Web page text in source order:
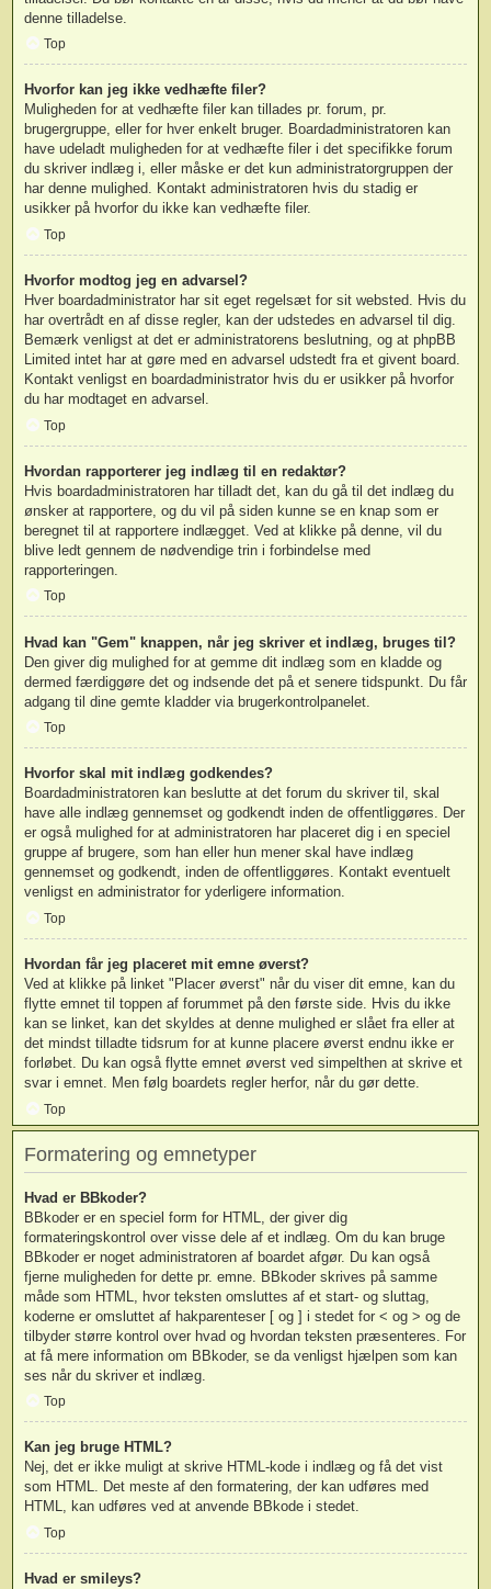
denne tilladelse.
Top
Hvorfor kan jeg ikke vedhæfte filer?
Muligheden for at vedhæfte filer kan tillades pr. forum, pr.
brugergruppe, eller for hver enkelt bruger. Boardadministratoren kan
have udeladt muligheden for at vedhæfte filer i det specifikke forum
du skriver indlæg i, eller måske er det kun administratorgruppen der
har denne mulighed. Kontakt administratoren hvis du stadig er
usikker på hvorfor du ikke kan vedhæfte filer.
Top
Hvorfor modtog jeg en advarsel?
Hver boardadministrator har sit eget regelsæt for sit websted. Hvis du
har overtrådt en af disse regler, kan der udstedes en advarsel til dig.
Bemærk venligst at det er administratorens beslutning, og at phpBB
Limited intet har at gøre med en advarsel udstedt fra et givent board.
Kontakt venligst en boardadministrator hvis du er usikker på hvorfor
du har modtaget en advarsel.
Top
Hvordan rapporterer jeg indlæg til en redaktør?
Hvis boardadministratoren har tilladt det, kan du gå til det indlæg du
ønsker at rapportere, og du vil på siden kunne se en knap som er
beregnet til at rapportere indlægget. Ved at klikke på denne, vil du
blive ledt gennem de nødvendige trin i forbindelse med
rapporteringen.
Top
Hvad kan "Gem" knappen, når jeg skriver et indlæg, bruges til?
Den giver dig mulighed for at gemme dit indlæg som en kladde og
dermed færdiggøre det og indsende det på et senere tidspunkt. Du får
adgang til dine gemte kladder via brugerkontrolpanelet.
Top
Hvorfor skal mit indlæg godkendes?
Boardadministratoren kan beslutte at det forum du skriver til, skal
have alle indlæg gennemset og godkendt inden de offentliggøres. Der
er også mulighed for at administratoren har placeret dig i en speciel
gruppe af brugere, som han eller hun mener skal have indlæg
gennemset og godkendt, inden de offentliggøres. Kontakt eventuelt
venligst en administrator for yderligere information.
Top
Hvordan får jeg placeret mit emne øverst?
Ved at klikke på linket "Placer øverst" når du viser dit emne, kan du
flytte emnet til toppen af forummet på den første side. Hvis du ikke
kan se linket, kan det skyldes at denne mulighed er slået fra eller at
det mindst tilladte tidsrum for at kunne placere øverst endnu ikke er
forløbet. Du kan også flytte emnet øverst ved simpelthen at skrive et
svar i emnet. Men følg boardets regler herfor, når du gør dette.
Top
Formatering og emnetyper
Hvad er BBkoder?
BBkoder er en speciel form for HTML, der giver dig
formateringskontrol over visse dele af et indlæg. Om du kan bruge
BBkoder er noget administratoren af boardet afgør. Du kan også
fjerne muligheden for dette pr. emne. BBkoder skrives på samme
måde som HTML, hvor teksten omsluttes af et start- og sluttag,
koderne er omsluttet af hakparenteser [ og ] i stedet for < og > og de
tilbyder større kontrol over hvad og hvordan teksten præsenteres. For
at få mere information om BBkoder, se da venligst hjælpen som kan
ses når du skriver et indlæg.
Top
Kan jeg bruge HTML?
Nej, det er ikke muligt at skrive HTML-kode i indlæg og få det vist
som HTML. Det meste af den formatering, der kan udføres med
HTML, kan udføres ved at anvende BBkode i stedet.
Top
Hvad er smileys?